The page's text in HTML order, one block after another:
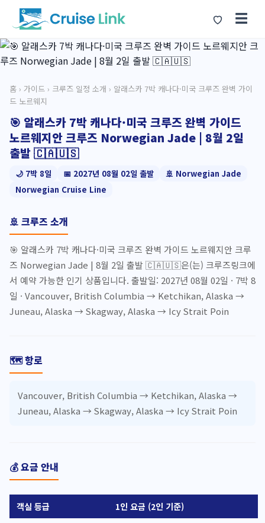
☰
홈 › 가이드 › 크루즈 일정 소개 › 알래스카 7박 캐나다·미국 크루즈 완벽 가이
드 노르웨지
🎯 알래스카 7박 캐나다·미국 크루즈 완벽 가이드
노르웨지안 크루즈 Norwegian Jade | 8월 2일
출발 🇨🇦🇺🇸
🌙 7박 8일 📅 2027년 08월 02일 출발
🚢 Norwegian Jade
Norwegian Cruise Line
🚢 크루즈 소개
🎯 알래스카 7박 캐나다·미국 크루즈 완벽 가이드 노르웨지안 크루
즈 Norwegian Jade | 8월 2일 출발 🇨🇦🇺🇸은(는) 크루즈링크에
서 예약 가능한 인기 상품입니다. 출발일: 2027년 08월 02일 · 7박 8
일 · Vancouver, British Columbia → Ketchikan, Alaska →
Juneau, Alaska → Skagway, Alaska → Icy Strait Poin
🗺️ 항로
Vancouver, British Columbia → Ketchikan, Alaska →
Juneau, Alaska → Skagway, Alaska → Icy Strait Poin
💰 요금 안내
객실 등급
1인 요금 (2인 기준)